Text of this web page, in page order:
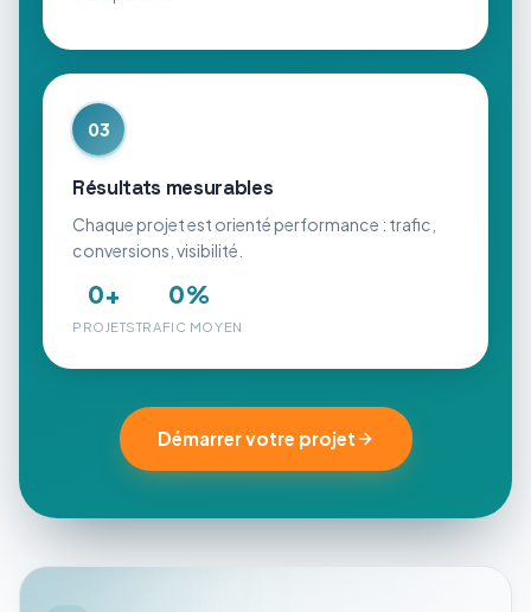
03
Résultats mesurables
Chaque projet est orienté performance : trafic,
conversions, visibilité.
0+
PROJETS
0%
TRAFIC MOYEN
Démarrer votre projet